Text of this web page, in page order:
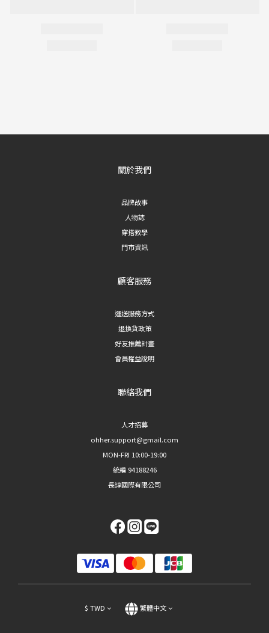
關於我們
品牌故事
人物誌
穿搭教學
門市資訊
顧客服務
運送服務方式
退換貨政策
好友推薦計畫
會員權益說明
聯絡我們
人才招募
ohher.support@gmail.com
MON-FRI 10:00-19:00
統編 94188246
長諄國際有限公司
$ TWD 繁體中文